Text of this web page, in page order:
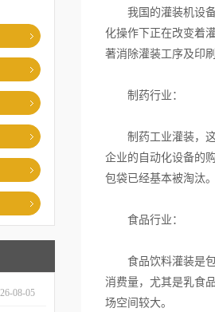
08-05
我国的灌装机设备
化操作下正在改变着
著消除灌装工序及印
制药行业：
制药工业灌装，这
企业的自动化设备的
包袋已经基本被淘汰
食品行业：
食品饮料灌装是包
消费量，尤其是乳食
场空间较大。